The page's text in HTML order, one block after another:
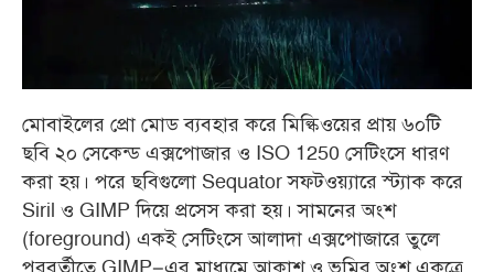
মোবাইলের প্রো মোড ব্যবহার করে মিল্কিওয়ের প্রায় ৬০টি
ছবি ২০ সেকেন্ড এক্সপোজার ও ISO 1250 সেটিংসে ধারণ
করা হয়। পরে ছবিগুলো Sequator সফটওয়্যারে স্ট্যাক করে
Siril ও GIMP দিয়ে প্রসেস করা হয়। সামনের অংশ
(foreground) একই সেটিংসে আলাদা এক্সপোজারে তুলে